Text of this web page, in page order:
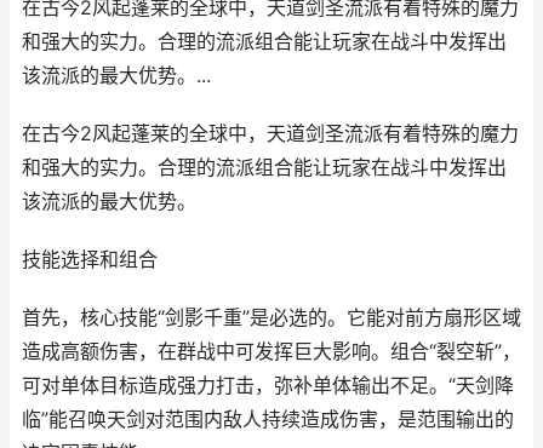
在古今2风起蓬莱的全球中，天道剑圣流派有着特殊的魔力
和强大的实力。合理的流派组合能让玩家在战斗中发挥出
该流派的最大优势。...
在古今2风起蓬莱的全球中，天道剑圣流派有着特殊的魔力
和强大的实力。合理的流派组合能让玩家在战斗中发挥出
该流派的最大优势。
技能选择和组合
首先，核心技能“剑影千重”是必选的。它能对前方扇形区域
造成高额伤害，在群战中可发挥巨大影响。组合“裂空斩”，
可对单体目标造成强力打击，弥补单体输出不足。“天剑降
临”能召唤天剑对范围内敌人持续造成伤害，是范围输出的